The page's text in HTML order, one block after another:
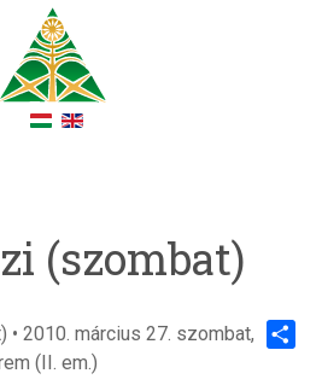
(szombat)
• 2010. március 27. szombat,
(II. em.)